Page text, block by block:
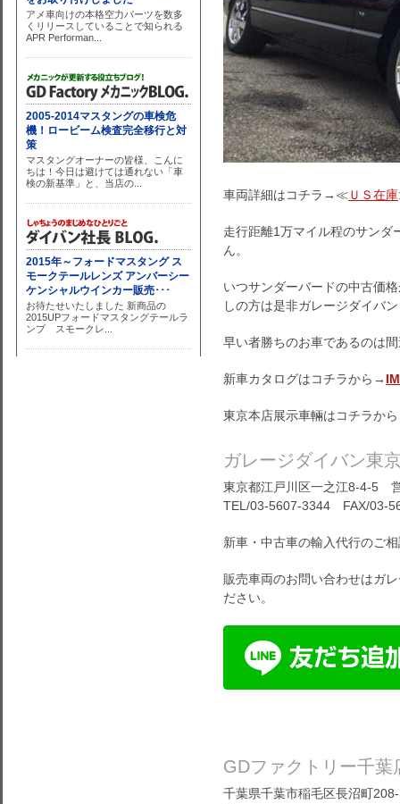
車両詳細はコチラ→≪ＵＳ在庫
走行距離1万マイル程のサンダ
ん。
いつサンダーバードの中古価
しの方は是非ガレージダイバ
早い者勝ちのお車であるのは
新車カタログはコチラから→
東京本店展示車輛はコチラか
ガレージダイバン東
東京都江戸川区一之江8-4-5
TEL/03-5607-3344 FAX/03-
新車・中古車の輸入代行のご
販売車両のお問い合わせはガ
ださい。
GDファクトリー千葉
千葉県千葉市稲毛区長沼町